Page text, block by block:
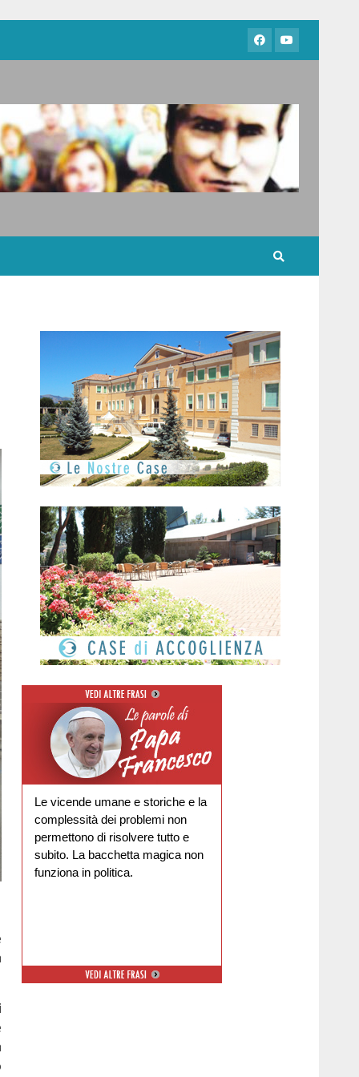
Le vicende umane e storiche e la
complessità dei problemi non
permettono di risolvere tutto e
subito. La bacchetta magica non
funziona in politica.